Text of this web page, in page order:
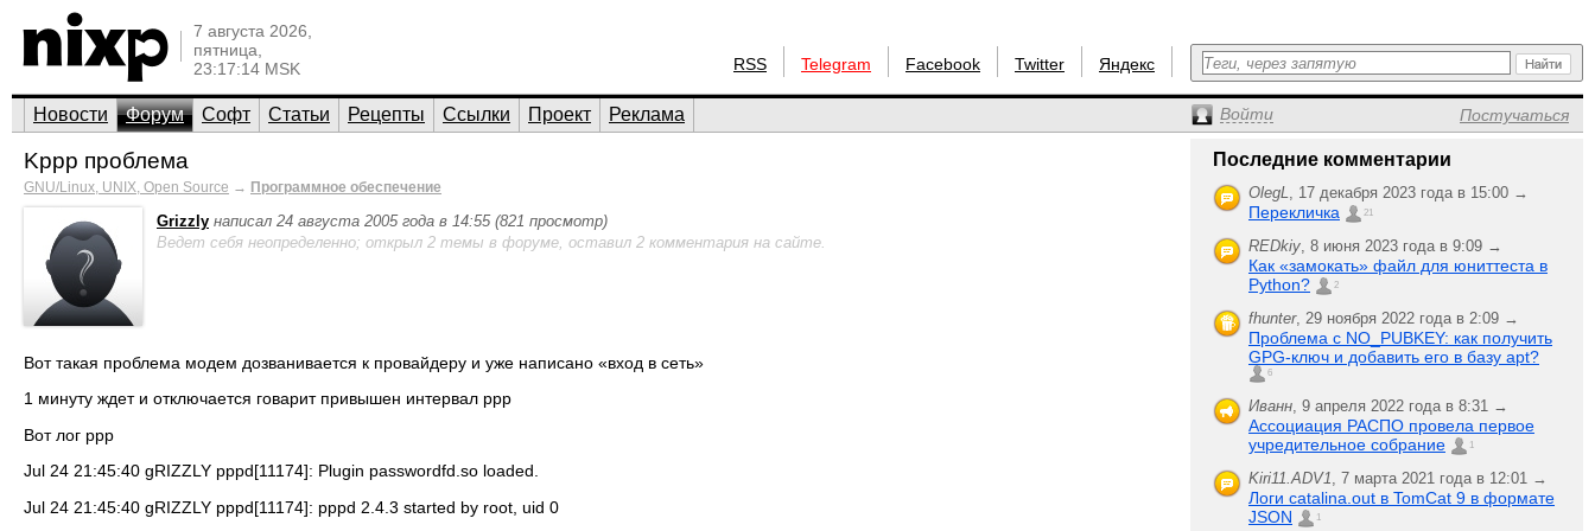
7 августа 2026,
пятница,
23:17:14 MSK
RSS Telegram Facebook Twitter Яндекс
Новости Форум Софт Статьи Рецепты Ссылки Проект Реклама Войти Постучаться
Kppp проблема
GNU/Linux, UNIX, Open Source → Программное обеспечение
Grizzly написал 24 августа 2005 года в 14:55 (821 просмотр)
Ведет себя неопределенно; открыл 2 темы в форуме, оставил 2 комментария на сайте.
Вот такая проблема модем дозванивается к провайдеру и уже написано «вход в сеть»
1 минуту ждет и отключается говарит привышен интервал ppp
Вот лог ppp
Jul 24 21:45:40 gRIZZLY pppd[11174]: Plugin passwordfd.so loaded.
Jul 24 21:45:40 gRIZZLY pppd[11174]: pppd 2.4.3 started by root, uid 0
Последние комментарии
OlegL, 17 декабря 2023 года в 15:00 →
Перекличка 21
REDkiy, 8 июня 2023 года в 9:09 →
Как «замокать» файл для юниттеста в
Python?
2
fhunter, 29 ноября 2022 года в 2:09 →
Проблема с NO_PUBKEY: как получить
GPG-ключ и добавить его в базу apt?
6
Иванн, 9 апреля 2022 года в 8:31 →
Ассоциация РАСПО провела первое
учредительное собрание
1
Kiri11.ADV1, 7 марта 2021 года в 12:01 →
Логи catalina.out в TomCat 9 в формате
JSON
1